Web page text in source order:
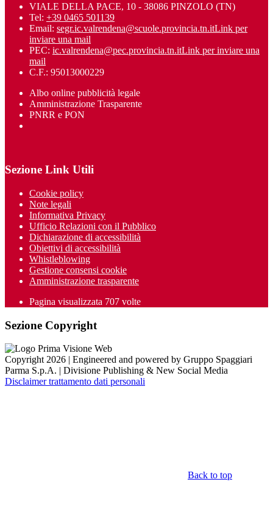
VIALE DELLA PACE, 10 - 38086 PINZOLO (TN)
Tel: +39 0465 501139
Email: segr.ic.valrendena@scuole.provincia.tn.itLink per
inviare una mail
PEC: ic.valrendena@pec.provincia.tn.itLink per inviare una
mail
C.F.: 95013000229
Albo online pubblicità legale
Amministrazione Trasparente
PNRR e PON
Sezione Link Utili
Cookie policy
Note legali
Informativa Privacy
Ufficio Relazioni con il Pubblico
Dichiarazione di accessibilità
Obiettivi di accessibilità
Whistleblowing
Gestione consensi cookie
Amministrazione trasparente
Pagina visualizzata 707 volte
Sezione Copyright
Copyright 2026 | Engineered and powered by Gruppo Spaggiari
Parma S.p.A. | Divisione Publishing & New Social Media
Disclaimer trattamento dati personali
Back to top